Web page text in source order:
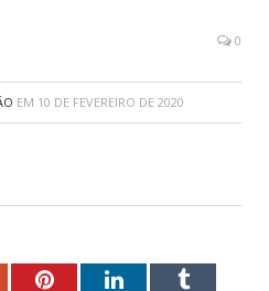
0
EM 10 DE FEVEREIRO DE 2020
PinterestLinkedInTumblr